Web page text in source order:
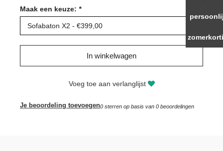
Maak een keuze: *
Sofabaton X2 - €399,00
In winkelwagen
Voeg toe aan verlanglijst
0 sterren op basis van 0 beoordelingen
Je beoordeling toevoegen